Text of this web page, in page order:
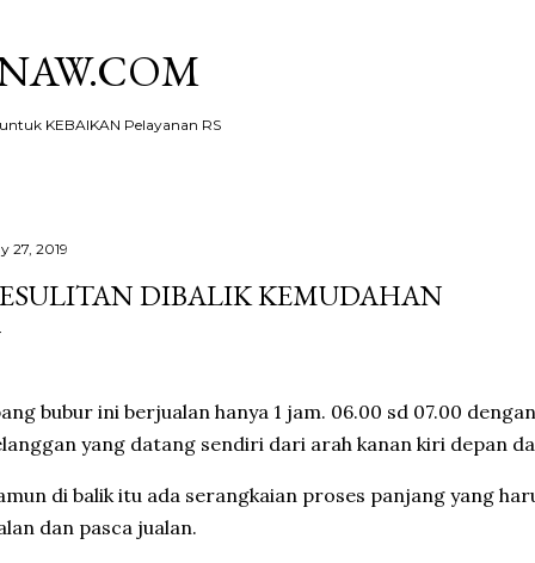
KEBAIKAN Pelayanan RS
27, 2019
DIBALIK KEMUDAHAN
bubur ini berjualan hanya 1 jam. 06.00 sd 07.00
yang datang sendiri dari arah kanan kiri depan
di balik itu ada serangkaian proses panjang yang
dan pasca jualan.